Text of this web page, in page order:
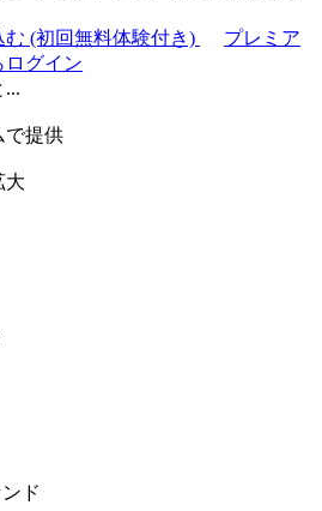
む (初回無料体験付き)
プレミア
ログイン
...
で提供
大
ド